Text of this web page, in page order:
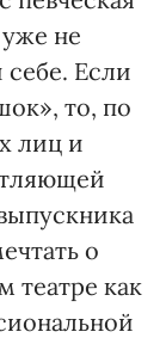
не
Если
то, по
лиц и
о
театре как